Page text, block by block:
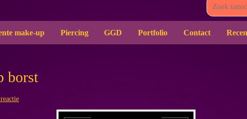
make-up Piercing GGD Portfolio Contact
borst